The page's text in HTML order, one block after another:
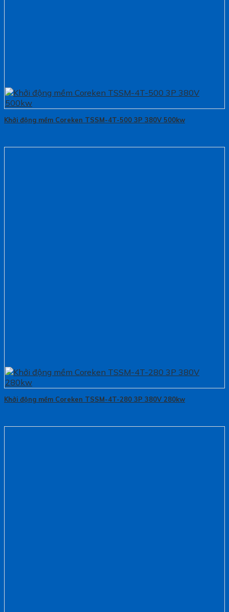
Khởi động mềm Coreken TSSM-4T-500 3P 380V 500kw
Khởi động mềm Coreken TSSM-4T-280 3P 380V 280kw